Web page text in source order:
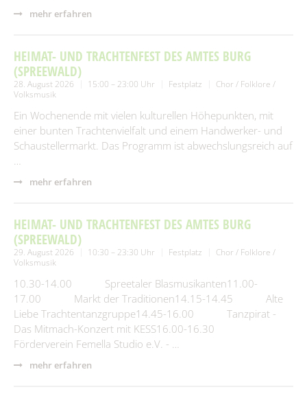
mehr erfahren
HEIMAT- UND TRACHTENFEST DES AMTES BURG
(SPREEWALD)
28. August 2026 15:00 – 23:00 Uhr Festplatz
Chor / Folklore /
Volksmusik
Ein Wochenende mit vielen kulturellen Höhepunkten, mit
einer bunten Trachtenvielfalt und einem Handwerker- und
Schaustellermarkt. Das Programm ist abwechslungsreich auf
…
mehr erfahren
HEIMAT- UND TRACHTENFEST DES AMTES BURG
(SPREEWALD)
29. August 2026 10:30 – 23:30 Uhr Festplatz
Chor / Folklore /
Volksmusik
10.30-14.00 Spreetaler Blasmusikanten11.00-
17.00 Markt der Traditionen14.15-14.45 Alte
Liebe Trachtentanzgruppe14.45-16.00 Tanzpirat -
Das Mitmach-Konzert mit KESS16.00-16.30
Förderverein Femella Studio e.V. - …
mehr erfahren